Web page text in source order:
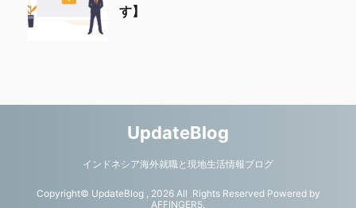
す】
UpdateBlog
インドネシア海外就職と現地生活情報ブログ
Copyright© UpdateBlog , 2026 All Rights Reserved Powered by
AFFINGER5.